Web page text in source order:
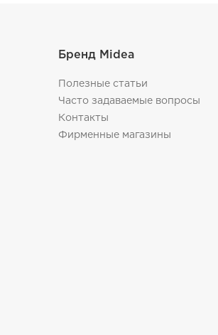
Бренд Midea
Полезные статьи
Часто задаваемые вопросы
Контакты
Фирменные магазины